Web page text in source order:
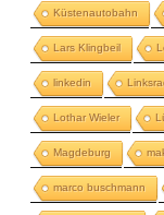
Küstenautobahn
Lars Klingbeil
linkedin
Lothar Wieler
Magdeburg
marco buschmann